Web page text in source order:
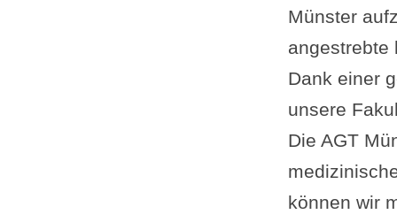
Münster
angestrebte
Dank einer
unsere
Die AGT
können wir